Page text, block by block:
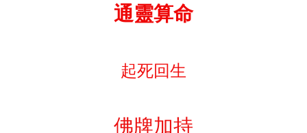
通靈算命
起死回生
佛牌加持